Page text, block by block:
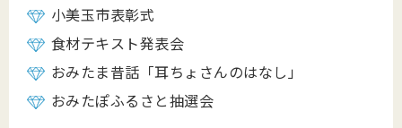
小美玉市表彰式
食材テキスト発表会
おみたま昔話「耳ちょさんのはなし」
おみたぽふるさと抽選会